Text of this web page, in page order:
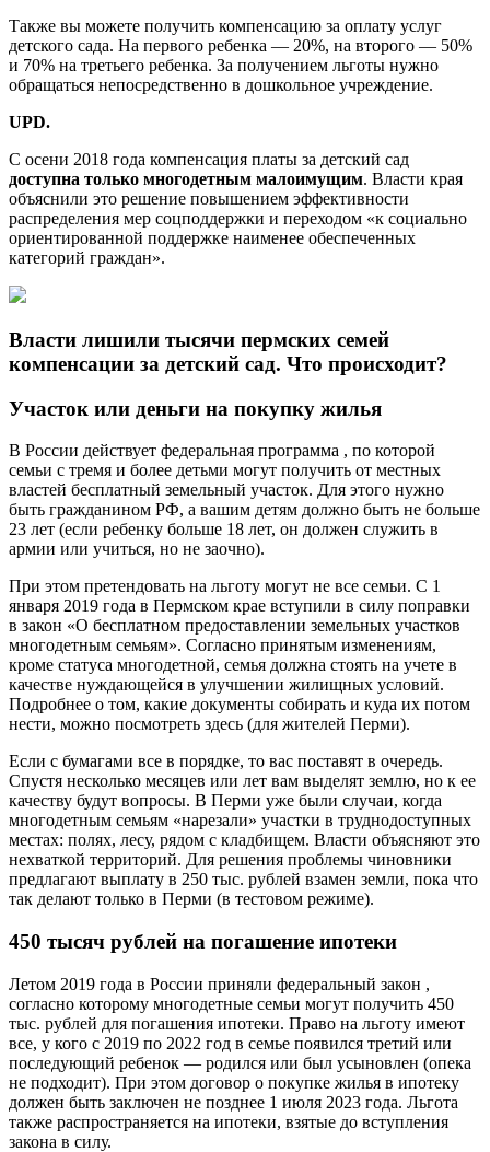
Также вы можете получить компенсацию за оплату услуг
детского сада. На первого ребенка — 20%, на второго — 50%
и 70% на третьего ребенка. За получением льготы нужно
обращаться непосредственно в дошкольное учреждение.
UPD.
С осени 2018 года компенсация платы за детский сад
доступна только многодетным малоимущим. Власти края
объяснили это решение повышением эффективности
распределения мер соцподдержки и переходом «к социально
ориентированной поддержке наименее обеспеченных
категорий граждан».
Власти лишили тысячи пермских семей
компенсации за детский сад. Что происходит?
Участок или деньги на покупку жилья
В России действует федеральная программа , по которой
семьи с тремя и более детьми могут получить от местных
властей бесплатный земельный участок. Для этого нужно
быть гражданином РФ, а вашим детям должно быть не больше
23 лет (если ребенку больше 18 лет, он должен служить в
армии или учиться, но не заочно).
При этом претендовать на льготу могут не все семьи. С 1
января 2019 года в Пермском крае вступили в силу поправки
в закон «О бесплатном предоставлении земельных участков
многодетным семьям». Согласно принятым изменениям,
кроме статуса многодетной, семья должна стоять на учете в
качестве нуждающейся в улучшении жилищных условий.
Подробнее о том, какие документы собирать и куда их потом
нести, можно посмотреть здесь (для жителей Перми).
Если с бумагами все в порядке, то вас поставят в очередь.
Спустя несколько месяцев или лет вам выделят землю, но к ее
качеству будут вопросы. В Перми уже были случаи, когда
многодетным семьям «нарезали» участки в труднодоступных
местах: полях, лесу, рядом с кладбищем. Власти объясняют это
нехваткой территорий. Для решения проблемы чиновники
предлагают выплату в 250 тыс. рублей взамен земли, пока что
так делают только в Перми (в тестовом режиме).
450 тысяч рублей на погашение ипотеки
Летом 2019 года в России приняли федеральный закон ,
согласно которому многодетные семьи могут получить 450
тыс. рублей для погашения ипотеки. Право на льготу имеют
все, у кого с 2019 по 2022 год в семье появился третий или
последующий ребенок — родился или был усыновлен (опека
не подходит). При этом договор о покупке жилья в ипотеку
должен быть заключен не позднее 1 июля 2023 года. Льгота
также распространяется на ипотеки, взятые до вступления
закона в силу.